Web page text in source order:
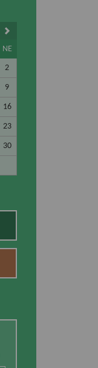
NE
2
9
16
23
30